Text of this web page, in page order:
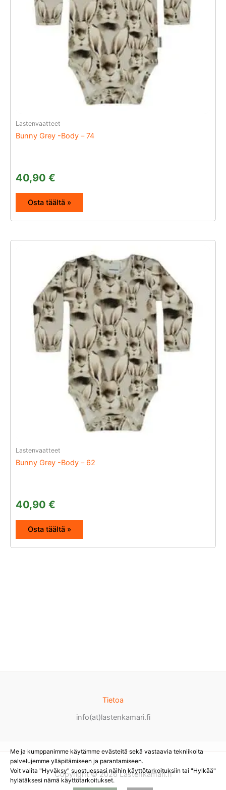
Lastenvaatteet
Bunny Grey -Body – 74
40,90 €
Osta täältä »
Lastenvaatteet
Bunny Grey -Body – 62
40,90 €
Osta täältä »
Tietoa
info(at)lastenkamari.fi
Copyright © 2026 Lastenkamari.fi
Me ja kumppanimme käytämme evästeitä sekä vastaavia tekniikoita
palvelujemme ylläpitämiseen ja parantamiseen.
Voit valita "Hyväksy" suostuessasi näihin käyttötarkoituksiin tai "Hylkää"
hylätäksesi nämä käyttötarkoitukset.